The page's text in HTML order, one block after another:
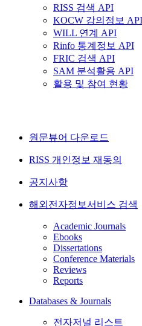
RISS 검색 API
KOCW 강의정보 API
WILL 연계 API
Rinfo 통계정보 API
FRIC 검색 API
SAM 분석활용 API
활용 및 참여 현황
원문뷰어 다운로드
RISS 개인정보 재동의
공지사항
해외전자정보서비스 검색
Academic Journals
Ebooks
Dissertations
Conference Materials
Reviews
Reports
Databases & Journals
전자저널 리스트